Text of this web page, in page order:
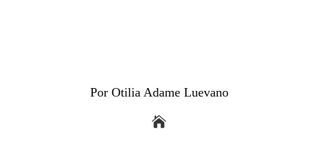
Por Otilia Adame Luevano